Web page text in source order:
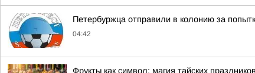
Петербуржца отправили в колонию за
04:42
Фрукты как символ: магия тайских